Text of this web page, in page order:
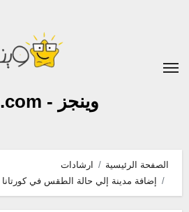
وينجز - wingiz.com
الصفحة الرئيسية
ارشادات
إضافة مدينة إلي حالة الطقس في كورتانا